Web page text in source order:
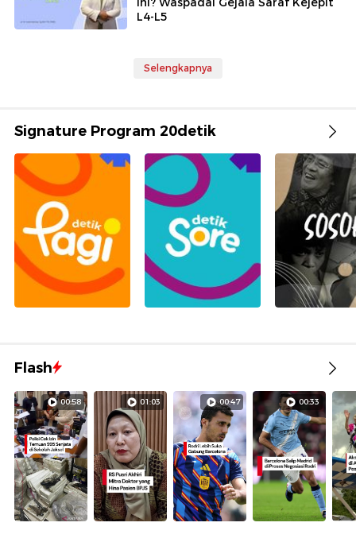
L4-L5
Selengkapnya
Signature Program 20detik
Flash
00:58 01:03 00:47 00:33